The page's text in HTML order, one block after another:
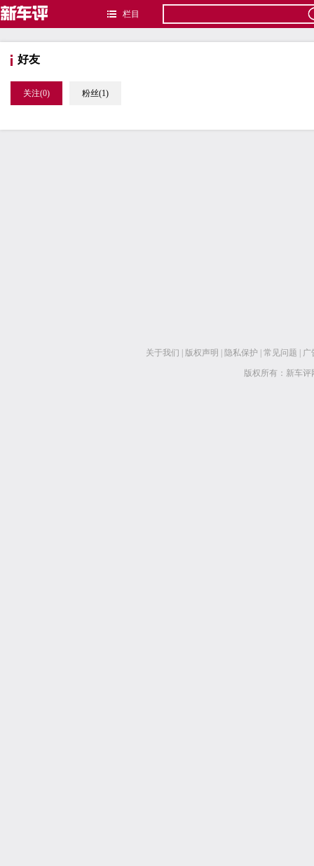
栏目
好友
关注(0) 粉丝(1)
关于我们 版权声明 隐私保护 常见问题 广
版权所有：新车评